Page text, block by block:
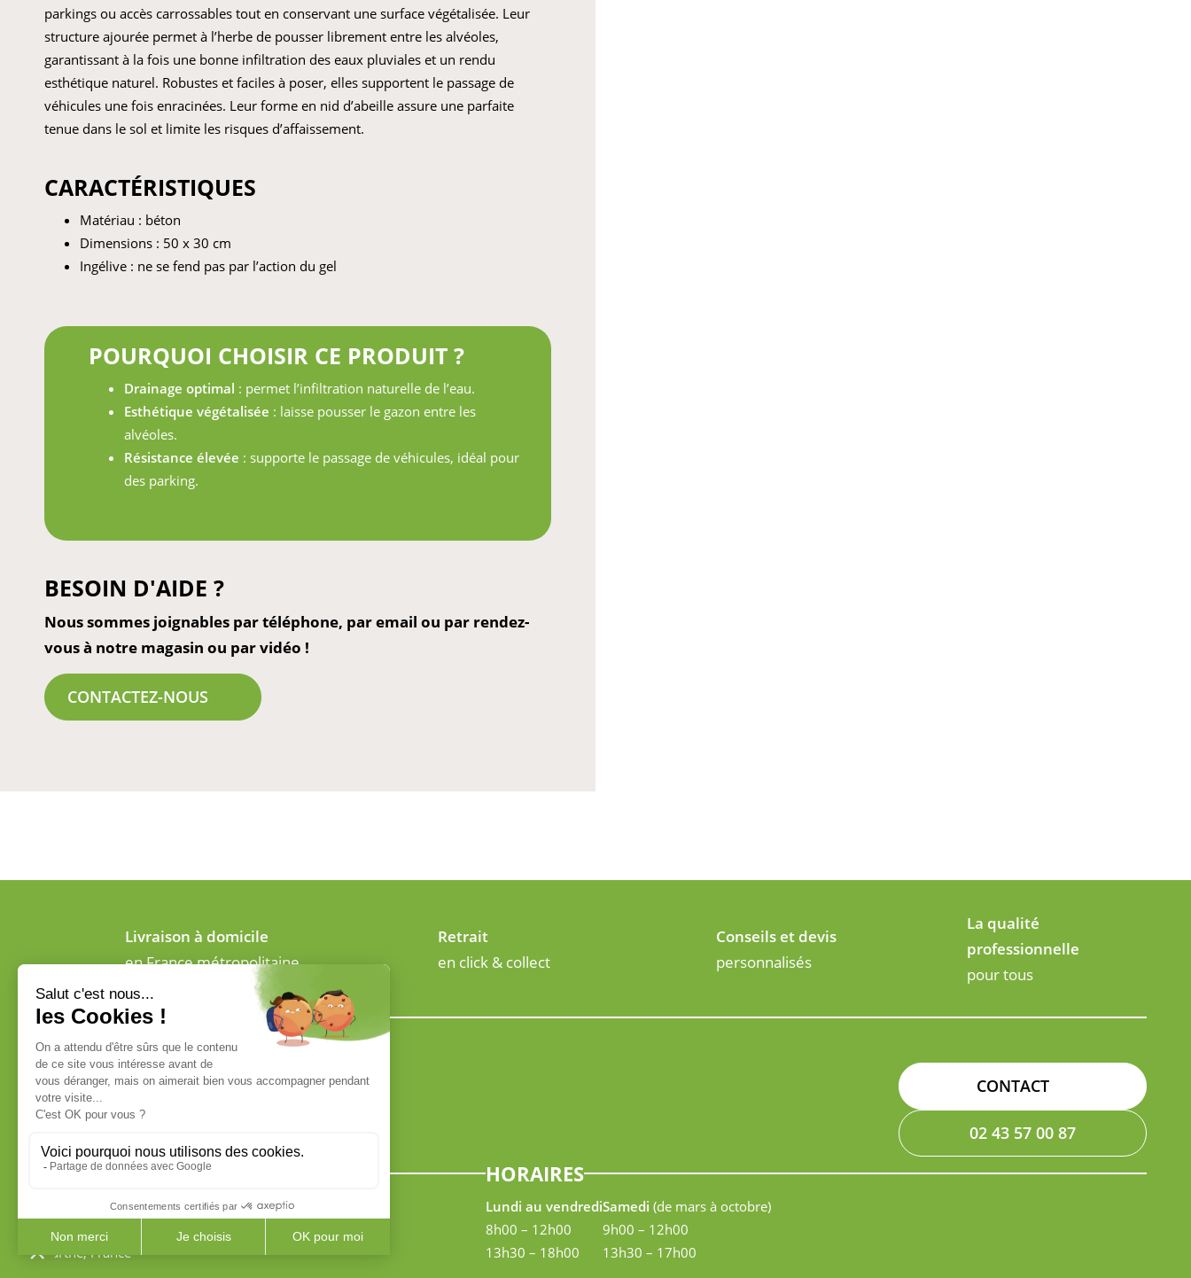
parkings ou accès carrossables tout en conservant une surface végétalisée. Leur
structure ajourée permet à l’herbe de pousser librement entre les alvéoles,
garantissant à la fois une bonne infiltration des eaux pluviales et un rendu
esthétique naturel. Robustes et faciles à poser, elles supportent le passage de
véhicules une fois enracinées. Leur forme en nid d’abeille assure une parfaite
tenue dans le sol et limite les risques d’affaissement.
CARACTÉRISTIQUES
Matériau : béton
Dimensions : 50 x 30 cm
Ingélive : ne se fend pas par l’action du gel
POURQUOI CHOISIR CE PRODUIT ?
Drainage optimal : permet l’infiltration naturelle de l’eau.
Esthétique végétalisée : laisse pousser le gazon entre les
alvéoles.
Résistance élevée : supporte le passage de véhicules, idéal pour
des parking.
BESOIN D'AIDE ?
Nous sommes joignables par téléphone, par email ou par rendez-
vous à notre magasin ou par vidéo !
CONTACTEZ-NOUS
Livraison à domicile
en France métropolitaine
Retrait
en click & collect
Conseils et devis
personnalisés
La qualité
professionnelle
pour tous
ADRESSE
4 Rue du champ du verger
72700 Allonnes
Sarthe, France
HORAIRES
Lundi au vendredi
8h00 – 12h00
13h30 – 18h00
Samedi (de mars à octobre)
9h00 – 12h00
13h30 – 17h00
CONTACT
02 43 57 00 87